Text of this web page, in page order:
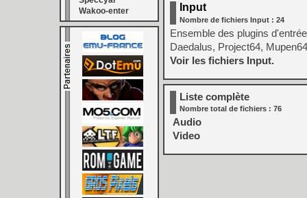
Wakoo-enter
Input
Nombre de fichiers Input : 24
Ensemble des plugins
Daedalus, Project64,
Voir les fichiers Input.
Liste complète
Nombre total de fichiers : 76
Audio
Video